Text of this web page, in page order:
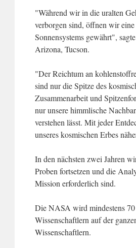
"Während wir in die uralten
verborgen sind, öffnen wir
Sonnensystems gewährt",
Arizona, Tucson.
"Der Reichtum an
sind nur die Spitze des
Zusammenarbeit und
nur unsere himmlische
verstehen lässt. Mit jeder
unseres kosmischen Erbes
In den nächsten zwei Jahren
Proben fortsetzen und die
Mission erforderlich sind.
Die NASA wird mindestens
Wissenschaftlern auf der
Wissenschaftlern.